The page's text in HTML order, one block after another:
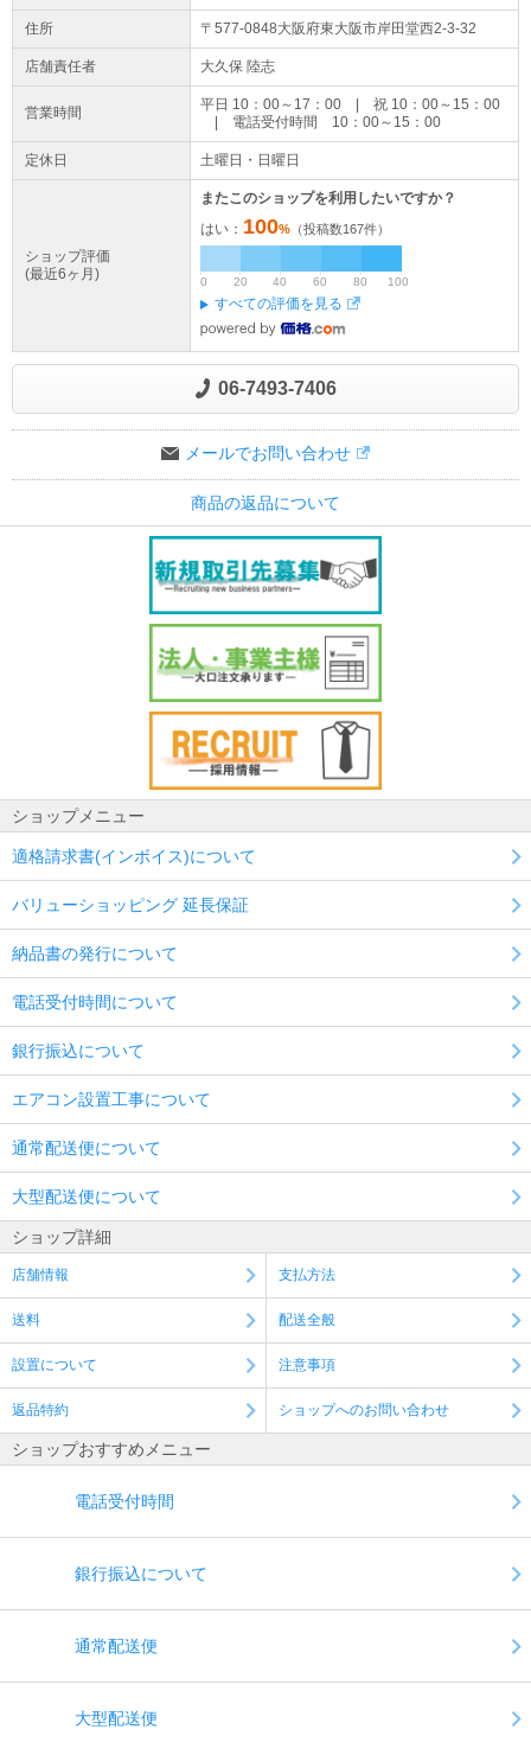
住所 〒577-0848大阪府東大阪市岸田堂西2-3-32
店舗責任者 大久保 陸志
営業時間
平日 10：00～17：00 | 祝 10：00～15：00
| 電話受付時間 10：00～15：00
定休日 土曜日・日曜日
ショップ評価
(最近6ヶ月)
またこのショップを利用したいですか？
はい： 100% （投稿数167件）
0 20 40 60 80 100
すべての評価を見る
06-7493-7406
メールでお問い合わせ
商品の返品について
ショップメニュー
適格請求書(インボイス)について
バリューショッピング 延長保証
納品書の発行について
電話受付時間について
銀行振込について
エアコン設置工事について
通常配送便について
大型配送便について
ショップ詳細
店舗情報 支払方法
送料 配送全般
設置について 注意事項
返品特約 ショップへのお問い合わせ
ショップおすすめメニュー
電話受付時間
銀行振込について
通常配送便
大型配送便